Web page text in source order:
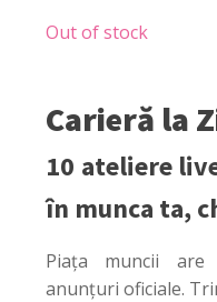
was:
is:
Out of stock
Carieră la
10 ateliere
în munca ta,
Piața muncii
anunțuri oficiale.